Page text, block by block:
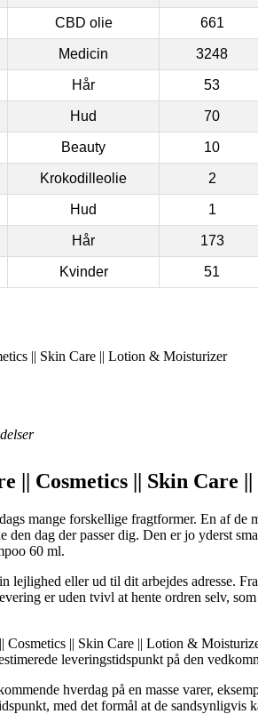
CBD olie 661
Medicin 3248
Hår 53
Hud 70
Beauty 10
Krokodilleolie 2
Hud 1
Hår 173
Kvinder 51
|| Skin Care || Lotion & Moisturizer
|| Cosmetics || Skin
mange forskellige fragtformer. En af de
dag der passer dig. Den er jo yderst
60 ml.
eller ud til dit arbejdes adresse.
er uden tvivl at hente ordren selv,
Cosmetics || Skin Care || Lotion &
leveringstidspunkt på den
hverdag på en masse varer,
med det formål at de sandsynligvis